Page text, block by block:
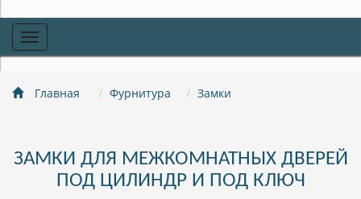
Toggle
navigation
Главная Фурнитура Замки
ЗАМКИ ДЛЯ МЕЖКОМНАТНЫХ ДВЕРЕЙ
ПОД ЦИЛИНДР И ПОД КЛЮЧ